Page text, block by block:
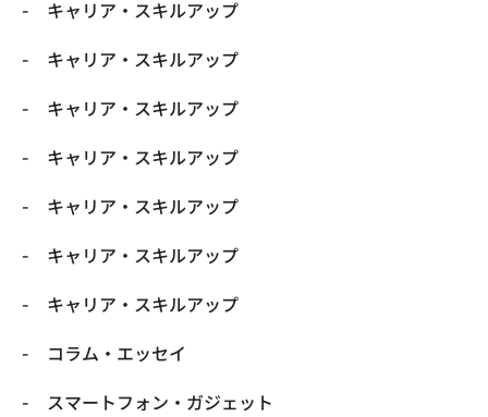
キャリア・スキルアップ
キャリア・スキルアップ
キャリア・スキルアップ
キャリア・スキルアップ
キャリア・スキルアップ
キャリア・スキルアップ
キャリア・スキルアップ
コラム・エッセイ
スマートフォン・ガジェット